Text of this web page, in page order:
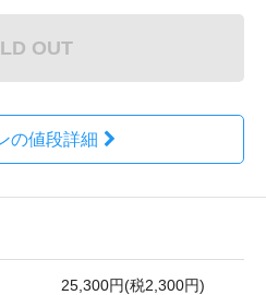
OUT
の値段詳細
25,300円(税2,300円)